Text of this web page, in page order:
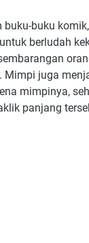
buku
berludah
juga
mimpinya,
panjang